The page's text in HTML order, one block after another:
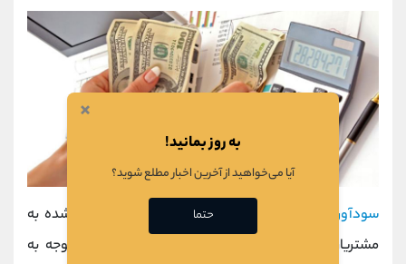
سودآوری
شرکت های این گروه به میزان خدمات ارائه شده به
مشتریان بستگی دارد و می تواند متغیر باشد و با توجه به
×
به روز بمانید!
آیا می‌خواهید از آخرین اخبار مطلع شوید؟
حتما